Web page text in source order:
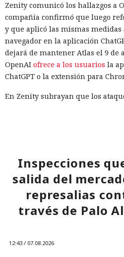
Zenity comunicó los hallazgos a
compañía confirmó que luego
y que aplicó las mismas medidas
navegador en la aplicación
dejará de mantener Atlas el 9 de
OpenAI ofrece a los usuarios la
ChatGPT o la extensión para
En Zenity subrayan que los
nivel de acceso puede ejecutar
automática.
Inspecciones
salida del
represalias
través de Palo
12:43 / 07.08.2026